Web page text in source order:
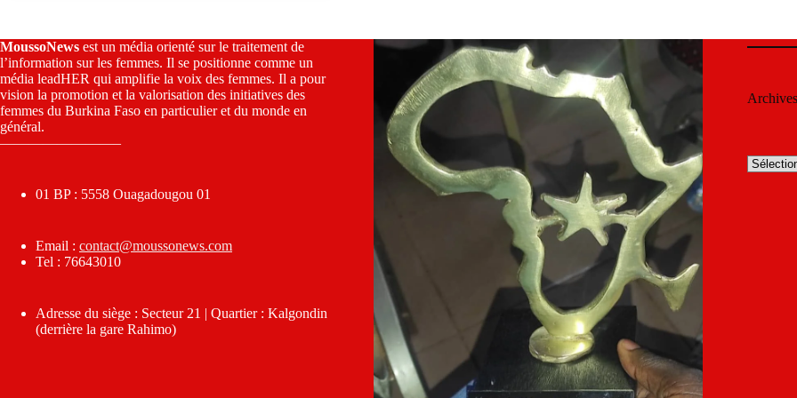
MoussoNews est un média orienté sur le traitement de
l’information sur les femmes. Il se positionne comme un
média leadHER qui amplifie la voix des femmes. Il a pour
vision la promotion et la valorisation des initiatives des
femmes du Burkina Faso en particulier et du monde en
général.
————————–
01 BP : 5558 Ouagadougou 01
Email : contact@moussonews.com
Tel : 76643010
Adresse du siège : Secteur 21 | Quartier : Kalgondin
(derrière la gare Rahimo)
Archives
Archives